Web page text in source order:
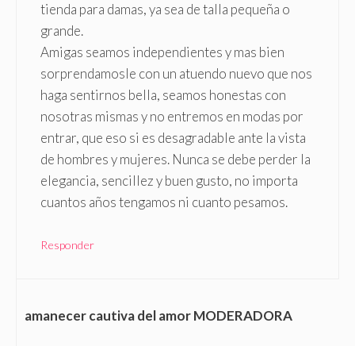
tienda para damas, ya sea de talla pequeña o
grande.
Amigas seamos independientes y mas bien
sorprendamosle con un atuendo nuevo que nos
haga sentirnos bella, seamos honestas con
nosotras mismas y no entremos en modas por
entrar, que eso si es desagradable ante la vista
de hombres y mujeres. Nunca se debe perder la
elegancia, sencillez y buen gusto, no importa
cuantos años tengamos ni cuanto pesamos.
Responder
amanecer cautiva del amor MODERADORA